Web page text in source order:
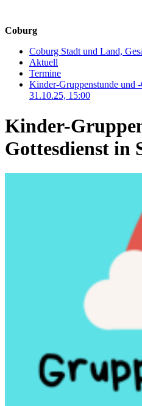
Coburg
Coburg Stadt und Land,
Aktuell
Termine
Kinder-Gruppenstunde und
31.10.25, 15:00
Kinder-
Gottesdienst in